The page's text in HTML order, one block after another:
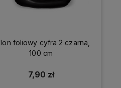
foliowy cyfra 2 czarna,
100 cm
7,90 zł